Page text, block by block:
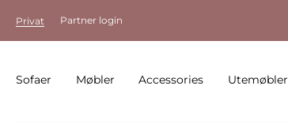
Privat Partner login
Sofaer Møbler Accessories Utemøbler